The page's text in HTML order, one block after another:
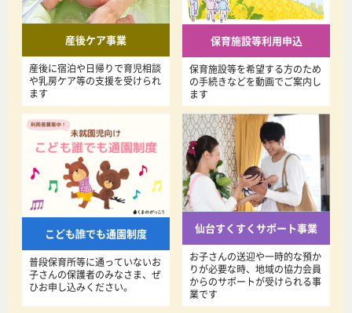
産後ケア事業
産後に宿泊や日帰りで育児相談
や乳房ケア等の支援を受けられ
ます
保育施設等利用申込
保育施設等を希望する方のため
の手続きなどを動画でご案内し
ます
こども誰でも通園制度
普段保育所等に通っていないお
子さんの保護者のみなさま、ぜ
ひお申し込みください。
仙台すくすくサポート事業
お子さんの送迎や一時的な預か
りが必要な時、地域の協力会員
からのサポートが受けられる事
業です